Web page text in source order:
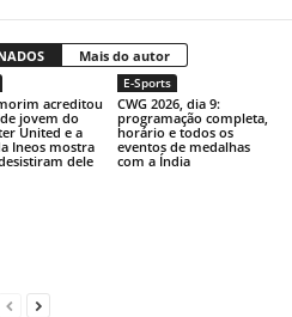
Mais do autor
acreditou
jovem do
United e a
Ineos mostra
dele
E-Sports
CWG 2026, dia 9:
programação completa,
horário e todos os
eventos de medalhas
com a Índia